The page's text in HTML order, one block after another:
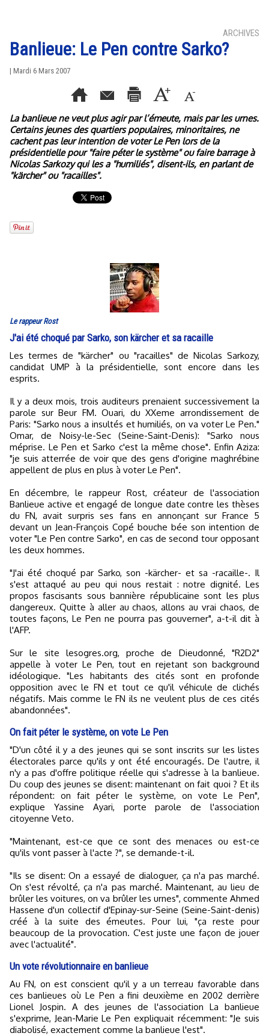
ARCHIVES
Banlieue: Le Pen contre Sarko?
| Mardi 6 Mars 2007
La banlieue ne veut plus agir par l’émeute, mais par les urnes.
Certains jeunes des quartiers populaires, minoritaires, ne
cachent pas leur intention de voter Le Pen lors de la
présidentielle pour "faire péter le système" ou faire barrage à
Nicolas Sarkozy qui les a "humiliés", disent-ils, en parlant de
"kärcher" ou "racailles".
Le rappeur Rost
J'ai été choqué par Sarko, son kärcher et sa racaille
Les termes de "kärcher" ou "racailles" de Nicolas Sarkozy,
candidat UMP à la présidentielle, sont encore dans les
esprits.
Il y a deux mois, trois auditeurs prenaient successivement la
parole sur Beur FM. Ouari, du XXeme arrondissement de
Paris: "Sarko nous a insultés et humiliés, on va voter Le Pen."
Omar, de Noisy-le-Sec (Seine-Saint-Denis): "Sarko nous
méprise. Le Pen et Sarko c'est la même chose". Enfin Aziza:
"je suis atterrée de voir que des gens d'origine maghrébine
appellent de plus en plus à voter Le Pen".
En décembre, le rappeur Rost, créateur de l'association
Banlieue active et engagé de longue date contre les thèses
du FN, avait surpris ses fans en annonçant sur France 5
devant un Jean-François Copé bouche bée son intention de
voter "Le Pen contre Sarko", en cas de second tour opposant
les deux hommes.
"J'ai été choqué par Sarko, son -kärcher- et sa -racaille-. Il
s'est attaqué au peu qui nous restait : notre dignité. Les
propos fascisants sous bannière républicaine sont les plus
dangereux. Quitte à aller au chaos, allons au vrai chaos, de
toutes façons, Le Pen ne pourra pas gouverner", a-t-il dit à
l'AFP.
Sur le site lesogres.org, proche de Dieudonné, "R2D2"
appelle à voter Le Pen, tout en rejetant son background
idéologique. "Les habitants des cités sont en profonde
opposition avec le FN et tout ce qu'il véhicule de clichés
négatifs. Mais comme le FN ils ne veulent plus de ces cités
abandonnées".
On fait péter le système, on vote Le Pen
"D'un côté il y a des jeunes qui se sont inscrits sur les listes
électorales parce qu'ils y ont été encouragés. De l'autre, il
n'y a pas d'offre politique réelle qui s'adresse à la banlieue.
Du coup des jeunes se disent: maintenant on fait quoi ? Et ils
répondent: on fait péter le système, on vote Le Pen",
explique Yassine Ayari, porte parole de l'association
citoyenne Veto.
"Maintenant, est-ce que ce sont des menaces ou est-ce
qu'ils vont passer à l'acte ?", se demande-t-il.
"Ils se disent: On a essayé de dialoguer, ça n'a pas marché.
On s'est révolté, ça n'a pas marché. Maintenant, au lieu de
brûler les voitures, on va brûler les urnes", commente Ahmed
Hassene d'un collectif d'Epinay-sur-Seine (Seine-Saint-denis)
créé à la suite des émeutes. Pour lui, "ça reste pour
beaucoup de la provocation. C'est juste une façon de jouer
avec l'actualité".
Un vote révolutionnaire en banlieue
Au FN, on est conscient qu'il y a un terreau favorable dans
ces banlieues où Le Pen a fini deuxième en 2002 derrière
Lionel Jospin. A des jeunes de l'association La banlieue
s'exprime, Jean-Marie Le Pen expliquait récemment: "Je suis
diabolisé, exactement comme la banlieue l'est".